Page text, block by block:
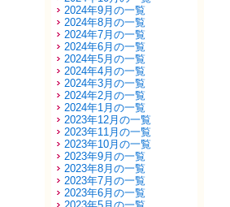
2024年9月の一覧
2024年8月の一覧
2024年7月の一覧
2024年6月の一覧
2024年5月の一覧
2024年4月の一覧
2024年3月の一覧
2024年2月の一覧
2024年1月の一覧
2023年12月の一覧
2023年11月の一覧
2023年10月の一覧
2023年9月の一覧
2023年8月の一覧
2023年7月の一覧
2023年6月の一覧